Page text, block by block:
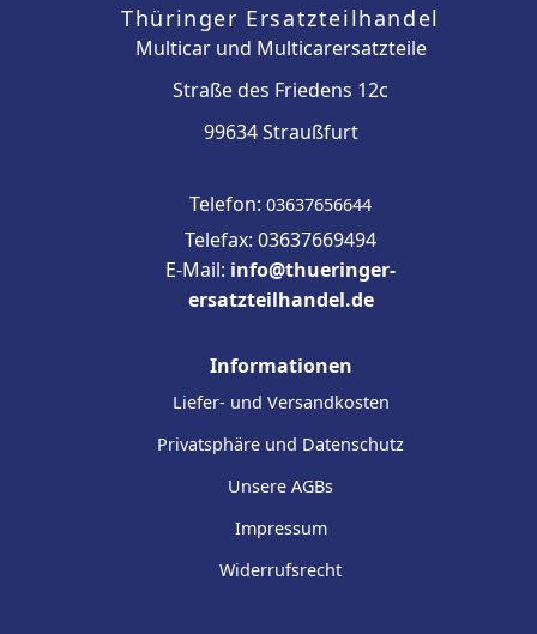
Thüringer Ersatzteilhandel
Multicar und Multicarersatzteile
Straße des Friedens 12c
99634 Straußfurt
Telefon: 03637656644
Telefax: 03637669494
E-Mail: info@thueringer-
ersatzteilhandel.de
Informationen
Liefer- und Versandkosten
Privatsphäre und Datenschutz
Unsere AGBs
Impressum
Widerrufsrecht